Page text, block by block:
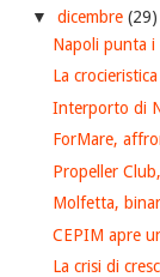
▼ dicembre (29)
Napoli punta i
La
Interporto di
ForMare,
Propeller
Molfetta,
CEPIM apre
La crisi di